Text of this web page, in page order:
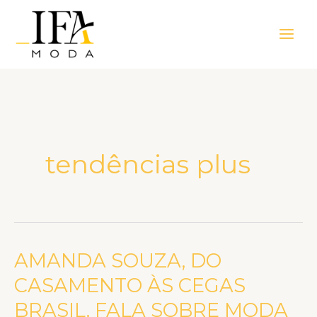
Menu
tendências plus
AMANDA SOUZA, DO
CASAMENTO ÀS CEGAS
BRASIL, FALA SOBRE MODA
AMANDA
SOUZA,
DO
CASAMENTO